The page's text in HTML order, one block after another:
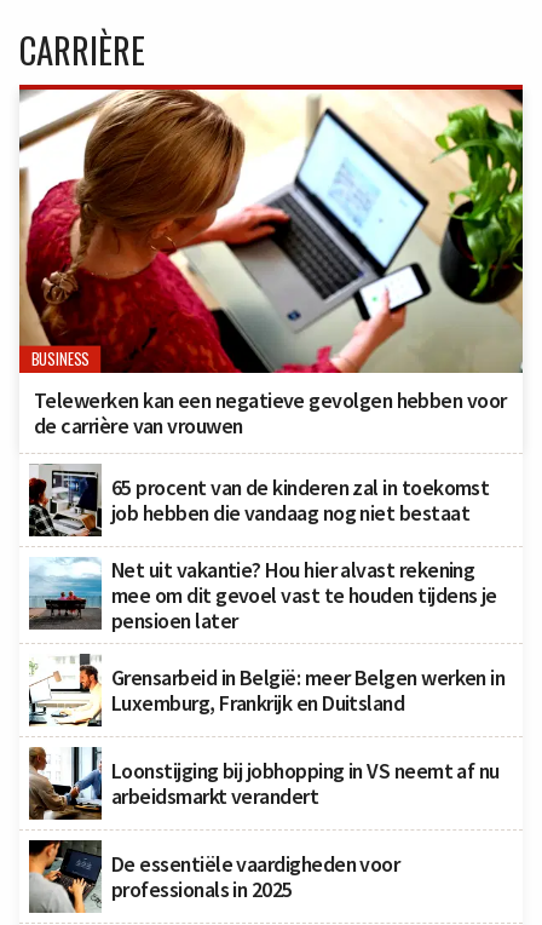
CARRIÈRE
BUSINESS
Telewerken kan een negatieve gevolgen hebben voor
de carrière van vrouwen
65 procent van de kinderen zal in toekomst
job hebben die vandaag nog niet bestaat
Net uit vakantie? Hou hier alvast rekening
mee om dit gevoel vast te houden tijdens je
pensioen later
Grensarbeid in België: meer Belgen werken in
Luxemburg, Frankrijk en Duitsland
Loonstijging bij jobhopping in VS neemt af nu
arbeidsmarkt verandert
De essentiële vaardigheden voor
professionals in 2025